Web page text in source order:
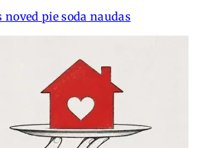
noved pie soda naudas